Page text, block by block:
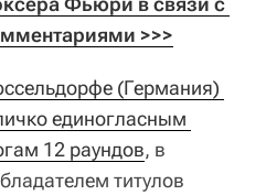
>>>
(Германия)
единогласным
12 раундов, в
титулов